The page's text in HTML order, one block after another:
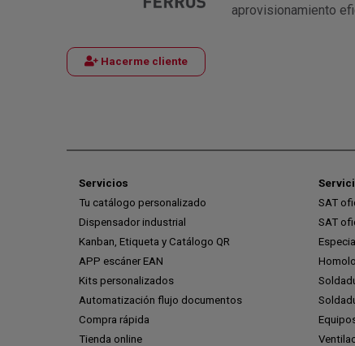
Hacerme cliente
aprovisionamiento
Servicios
Tu catálogo personalizado
Dispensador industrial
Kanban, Etiqueta y Catálogo QR
APP escáner EAN
Kits personalizados
Automatización flujo documentos
Compra rápida
Tienda online
SAT
SAT